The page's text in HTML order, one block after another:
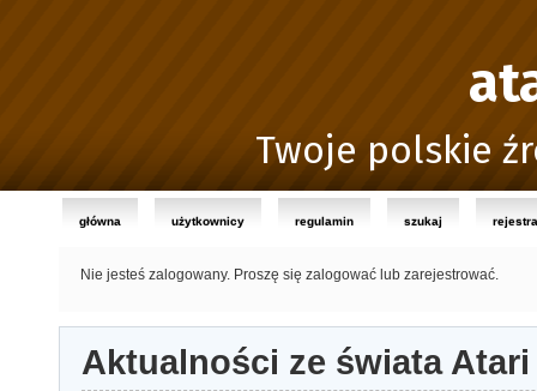
Twoje polskie
główna użytkownicy regulamin szukaj
Nie jesteś zalogowany. Proszę się zalogować lub zarejestrować.
Aktualności ze świata Atari